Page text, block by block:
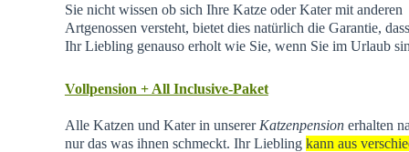
Sie nicht wissen ob sich Ihre Katze oder Kater mit anderen
Artgenossen versteht, bietet dies natürlich die Garantie,
Ihr Liebling genauso erholt wie Sie, wenn Sie im Urlaub
Vollpension + All Inclusive-Paket
Alle Katzen und Kater in unserer Katzenpensionerhalten
nur das was ihnen schmeckt. Ihr Liebling kann aus